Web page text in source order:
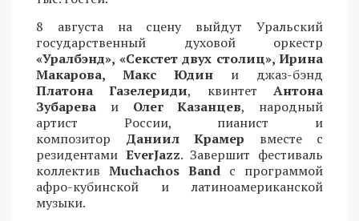
8 августа на сцену выйдут Уральский
государственный духовой оркестр
«Уралбэнд», «Секстет двух столиц», Ирина
Макарова, Макс Юдин и джаз-бэнд
Платона Газелериди, квинтетАнтона
Зубарева и Олег Казанцев, народный
артист России, пианист и
композитор Даниил Крамер вместе с
резидентами EverJazz. Завершит фестиваль
коллектив Muchachos Band с программой
афро-кубинской и латиноамериканской
музыки.